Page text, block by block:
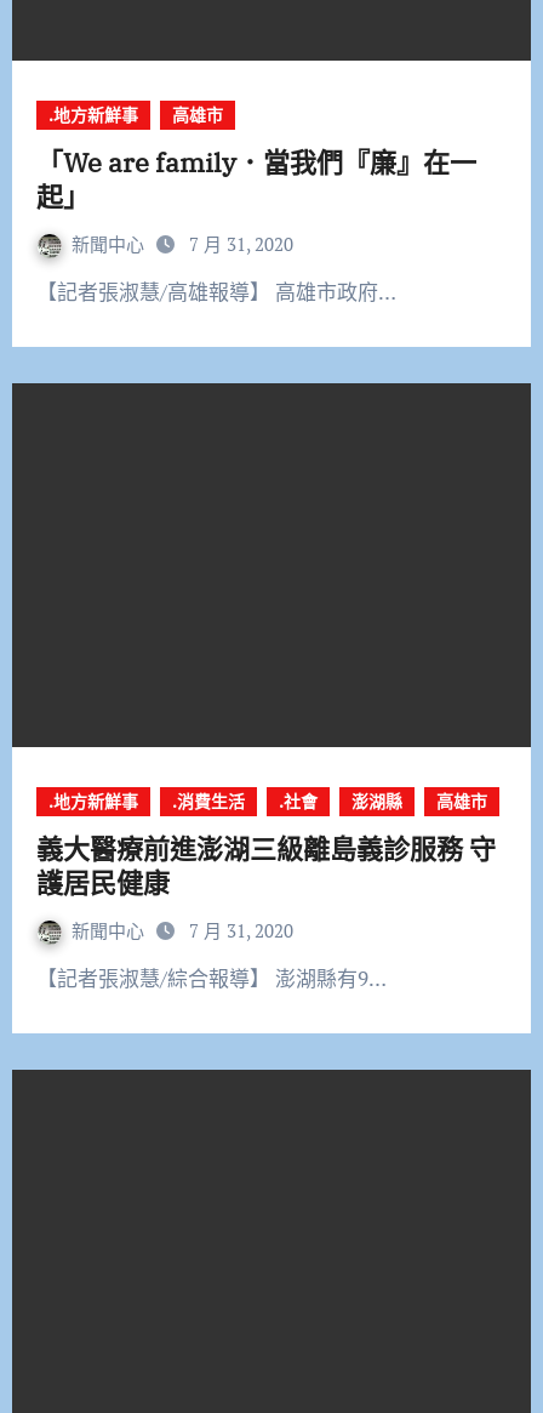
.地方新鮮事 高雄市
「We are family．當我們『廉』在一
起」
新聞中心 7 月 31, 2020
【記者張淑慧/高雄報導】 高雄市政府…
.地方新鮮事 .消費生活 .社會 澎湖縣 高雄市
義大醫療前進澎湖三級離島義診服務 守
護居民健康
新聞中心 7 月 31, 2020
【記者張淑慧/綜合報導】 澎湖縣有9…